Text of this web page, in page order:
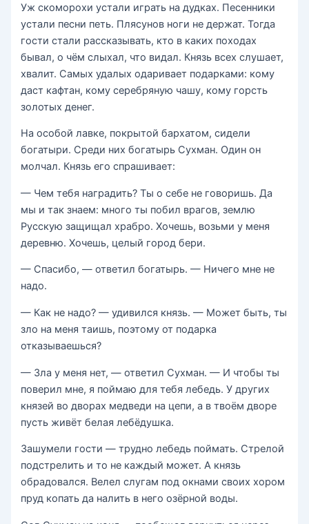
Уж скоморохи устали играть на дудках. Песенники
устали песни петь. Плясунов ноги не держат. Тогда
гости стали рассказывать, кто в каких походах
бывал, о чём слыхал, что видал. Князь всех слушает,
хвалит. Самых удалых ода­ривает подарками: кому
даст кафтан, кому серебряную чашу, кому горсть
золотых денег.
На особой лавке, покрытой бархатом, сидели
богатыри. Среди них богатырь Сухман. Один он
молчал. Князь его спрашивает:
— Чем тебя наградить? Ты о себе не говоришь. Да
мы и так знаем: много ты побил врагов, землю
Русскую защищал храбро. Хочешь, возьми у меня
деревню. Хо­чешь, целый город бери.
— Спасибо, — ответил богатырь. — Ничего мне не
надо.
— Как не надо? — удивился князь. — Может быть, ты
зло на меня таишь, поэтому от подарка
отказываешься?
— Зла у меня нет, — ответил Сухман. — И чтобы ты
по­верил мне, я поймаю для тебя лебедь. У других
князей во дворах медведи на цепи, а в твоём дворе
пусть живёт белая лебёдушка.
Зашумели гости — трудно лебедь поймать. Стрелой
подстрелить и то не каждый может. А князь
обрадовался. Велел слугам под окнами своих хором
пруд копать да налить в него озёрной воды.